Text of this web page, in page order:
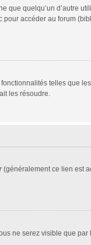
quelqu’un d’autre
accéder au forum
telles que
les résoudre.
(généralement ce lien est
ne serez visible que